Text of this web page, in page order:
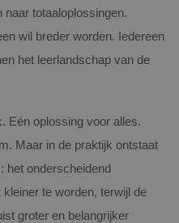
totaaloplossingen.
wil breder worden. Iedereen
het leerlandschap van de
Eén oplossing voor alles.
Maar in de praktijk ontstaat
het onderscheidend
te worden, terwijl de
groter en belangrijker